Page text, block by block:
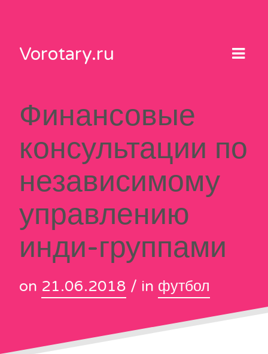
contentVorotary.ru
Финансовые
консультации по
независимому
управлению
инди-группами
on 21.06.2018 / in футбол